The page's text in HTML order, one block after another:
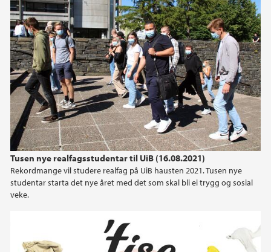
Tusen nye realfagsstudentar til UiB (16.08.2021)
Rekordmange vil studere realfag på UiB hausten 2021. Tusen nye
studentar starta det nye året med det som skal bli ei trygg og sosial
veke.